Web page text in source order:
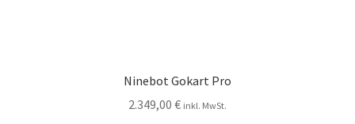
Ninebot Gokart Pro
2.349,00 € inkl. MwSt.